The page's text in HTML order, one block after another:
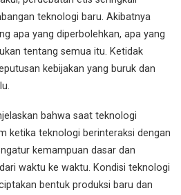
teknologi baru. Akibatnya
apa yang diperbolehkan, apa yang
tentang semua itu. Ketidak
kebijakan yang buruk dan
bahwa saat teknologi
ketika teknologi berinteraksi dengan
kemampuan dasar dan
waktu ke waktu. Kondisi teknologi
bentuk produksi baru dan